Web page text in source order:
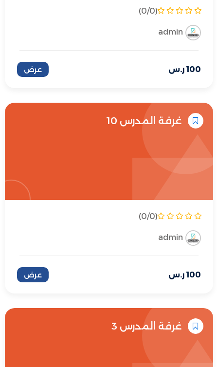
(0/0)
admin
100 ر.س عرض
غرفة المدرس 10
(0/0)
admin
100 ر.س عرض
غرفة المدرس 3